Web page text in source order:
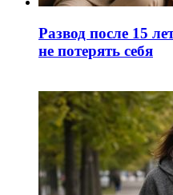
Развод после 15
не потерять себя